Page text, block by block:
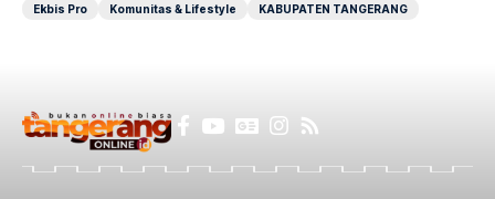
Ekbis Pro
Komunitas & Lifestyle KABUPATEN TANGERANG